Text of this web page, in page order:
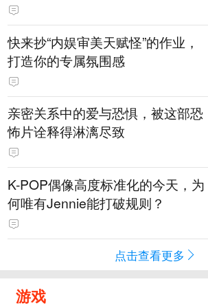
快来抄“内娱审美天赋怪”的作业，
打造你的专属氛围感
亲密关系中的爱与恐惧，被这部恐
怖片诠释得淋漓尽致
K-POP偶像高度标准化的今天，为
何唯有Jennie能打破规则？
点击查看更多
游戏